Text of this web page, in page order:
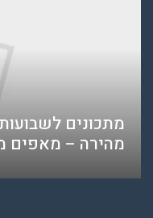
מתכונים
מהירה – מאפים